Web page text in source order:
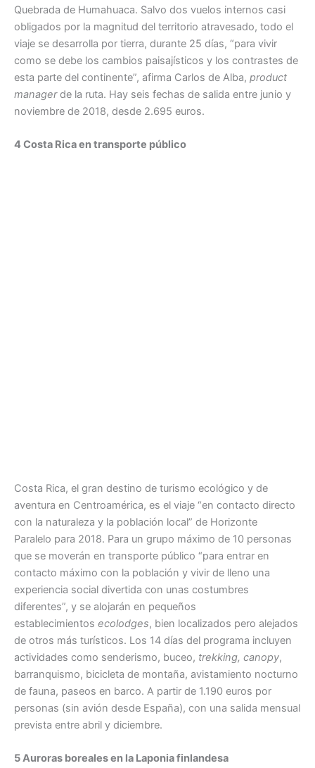
Quebrada de Humahuaca. Salvo dos vuelos internos casi
obligados por la magnitud del territorio atravesado, todo el
viaje se desarrolla por tierra, durante 25 días, “para vivir
como se debe los cambios paisajísticos y los contrastes de
esta parte del continente”, afirma Carlos de Alba, product
managerde la ruta. Hay seis fechas de salida entre junio y
noviembre de 2018, desde 2.695 euros.
4 Costa Rica en transporte público
Costa Rica, el gran destino de turismo ecológico y de
aventura en Centroamérica, es el viaje “en contacto directo
con la naturaleza y la población local” de Horizonte
Paralelo para 2018. Para un grupo máximo de 10 personas
que se moverán en transporte público “para entrar en
contacto máximo con la población y vivir de lleno una
experiencia social divertida con unas costumbres
diferentes”, y se alojarán en pequeños
establecimientos ecolodges, bien localizados pero alejados
de otros más turísticos. Los 14 días del programa incluyen
actividades como senderismo, buceo, trekking, canopy,
barranquismo, bicicleta de montaña, avistamiento nocturno
de fauna, paseos en barco. A partir de 1.190 euros por
personas (sin avión desde España), con una salida mensual
prevista entre abril y diciembre.
5 Auroras boreales en la Laponia finlandesa